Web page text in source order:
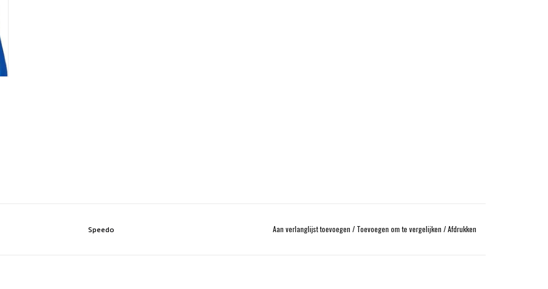
Speedo Aan verlanglijst toevoegen / Toevoegen om te vergelijken /Afdrukken